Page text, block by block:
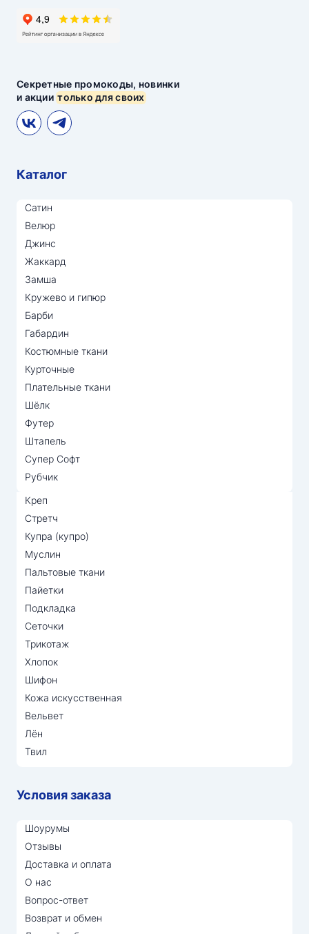
Секретные промокоды, новинки
и акциитолько для своих
Каталог
Сатин
Велюр
Джинс
Жаккард
Замша
Кружево и гипюр
Барби
Габардин
Костюмные ткани
Курточные
Плательные ткани
Шёлк
Футер
Штапель
Супер Софт
Рубчик
Креп
Стретч
Купра (купро)
Муслин
Пальтовые ткани
Пайетки
Подкладка
Сеточки
Трикотаж
Хлопок
Шифон
Кожа искусственная
Вельвет
Лён
Твил
Условия заказа
Шоурумы
Отзывы
Доставка и оплата
О нас
Вопрос-ответ
Возврат и обмен